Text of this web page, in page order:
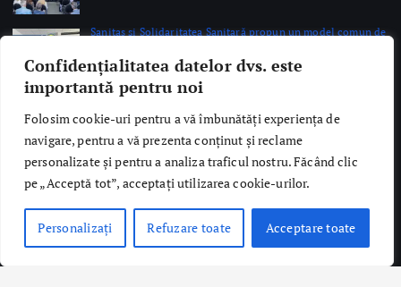
Confidențialitatea datelor dvs. este
importantă pentru noi
Folosim cookie-uri pentru a vă îmbunătăți experiența de
navigare, pentru a vă prezenta conținut și reclame
personalizate și pentru a analiza traficul nostru. Făcând clic
pe „Acceptă tot”, acceptați utilizarea cookie-urilor.
Personalizați Refuzare toate Acceptare toate
by Briana Teodorescu
Copyright © 2026 Ro Health Review | Powered bySănătatea Press
Group